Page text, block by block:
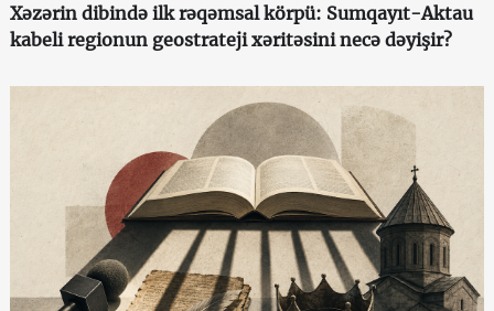
Xəzərin dibində ilk rəqəmsal körpü: Sumqayıt-Aktau
kabeli regionun geostrateji xəritəsini necə dəyişir?